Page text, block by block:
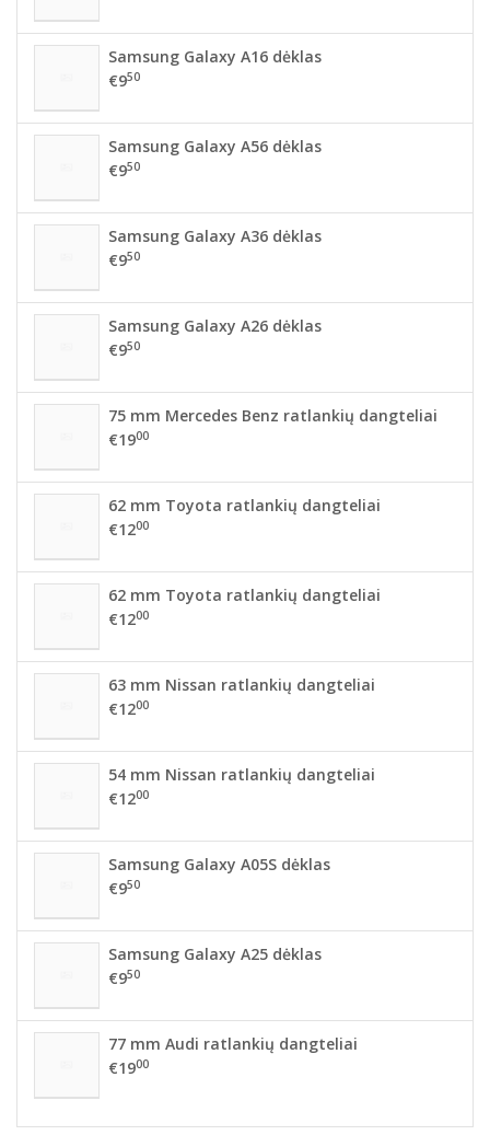
Samsung Galaxy A16 dėklas
€950
Samsung Galaxy A56 dėklas
€950
Samsung Galaxy A36 dėklas
€950
Samsung Galaxy A26 dėklas
€950
75 mm Mercedes Benz ratlankių dangteliai
€1900
62 mm Toyota ratlankių dangteliai
€1200
62 mm Toyota ratlankių dangteliai
€1200
63 mm Nissan ratlankių dangteliai
€1200
54 mm Nissan ratlankių dangteliai
€1200
Samsung Galaxy A05S dėklas
€950
Samsung Galaxy A25 dėklas
€950
77 mm Audi ratlankių dangteliai
€1900